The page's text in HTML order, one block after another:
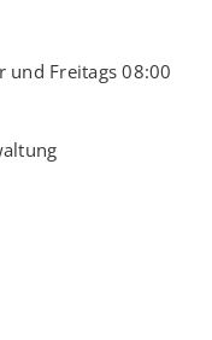
und Freitags 08:00